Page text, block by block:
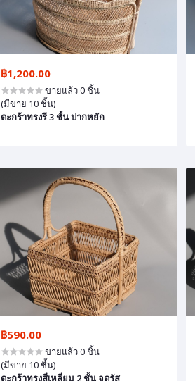
฿1,200.00
ขายแล้ว 0 ชิ้น
(มีขาย 10 ชิ้น)
ตะกร้าทรงรี 3 ชั้น ปากหยัก
฿590.00
ขายแล้ว 0 ชิ้น
(มีขาย 10 ชิ้น)
ตะกร้าทรงสี่เหลี่ยม 2 ชั้น จตุรัส